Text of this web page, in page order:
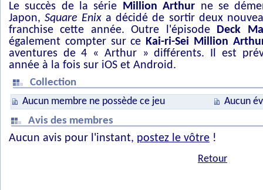
Le succès de la série Million Arthur ne se
Japon,Square Enix a décidé de sortir deux
franchise cette année. Outre l'épisode Deck
également compter sur ce Kai-ri-Sei Million
aventures de 4 « Arthur » différents. Il est
année à la fois sur iOS et Android.
Collection
Aucun membre ne possède ce jeu
Aucun
Avis des membres
Aucun avis pour l'instant, postez le vôtre !
Retour